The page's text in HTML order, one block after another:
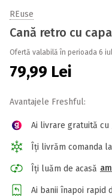
REuse
Cană retro cu
Ofertă valabilă în perioada 6
79,99 Lei
Avantajele Freshful:
Ai livrare gratuită cu
Îți livrăm comanda
Îți luăm de acasă
Ai banii înapoi rapid